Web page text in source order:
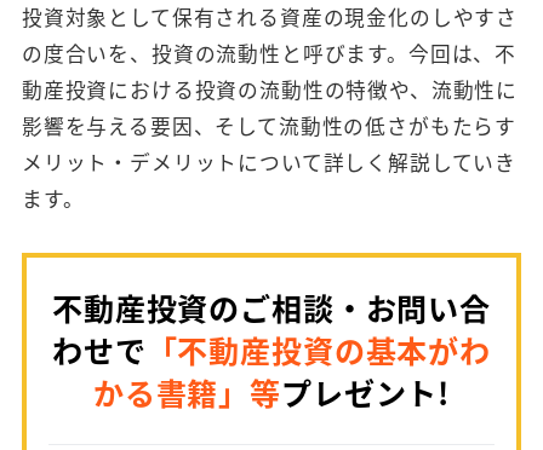
投資対象として保有される資産の現金化のしやすさ
の度合いを、投資の流動性と呼びます。今回は、不
動産投資における投資の流動性の特徴や、流動性に
影響を与える要因、そして流動性の低さがもたらす
メリット・デメリットについて詳しく解説していき
ます。
不動産投資のご相談・お問い合
わせで 「不動産投資の基本がわ
かる書籍」等プレゼント!